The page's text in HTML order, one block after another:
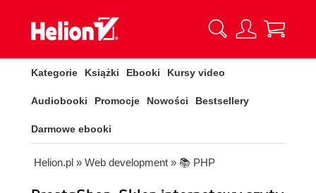
Kategorie Książki Ebooki Kursy video
Audiobooki Promocje Nowości Bestsellery
Darmowe ebooki
Helion.pl » Web development » 📚 PHP